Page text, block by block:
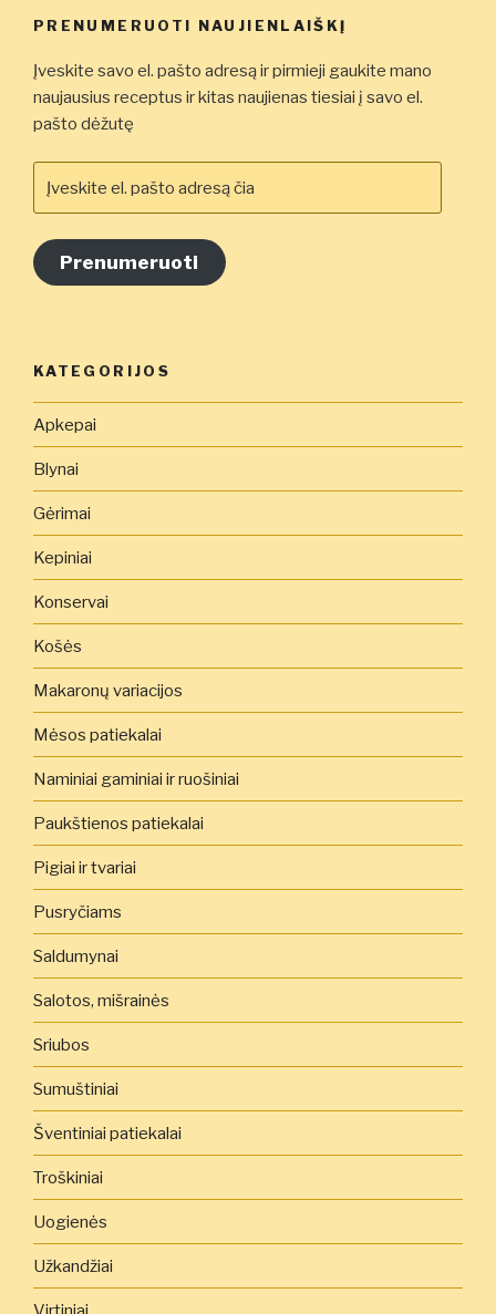
PRENUMERUOTI NAUJIENLAIŠKĮ
Įveskite savo el. pašto adresą ir pirmieji gaukite mano
naujausius receptus ir kitas naujienas tiesiai į savo el.
pašto dėžutę
el.
adresą
čia
Prenumeruoti
KATEGORIJOS
Apkepai
Blynai
Gėrimai
Kepiniai
Konservai
Košės
Makaronų variacijos
Mėsos patiekalai
Naminiai gaminiai ir ruošiniai
Paukštienos patiekalai
Pigiai ir tvariai
Pusryčiams
Saldumynai
Salotos, mišrainės
Sriubos
Sumuštiniai
Šventiniai patiekalai
Troškiniai
Uogienės
Užkandžiai